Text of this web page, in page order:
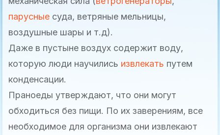
парусные суда, ветряные мельницы,
воздушные шары и т.д).
Даже в пустыне воздух содержит воду,
которую люди научились извлекать путем
конденсации.
Праноеды утверждают, что они могут
обходиться без пищи. По их заверениям, все
необходимое для организма они извлекают